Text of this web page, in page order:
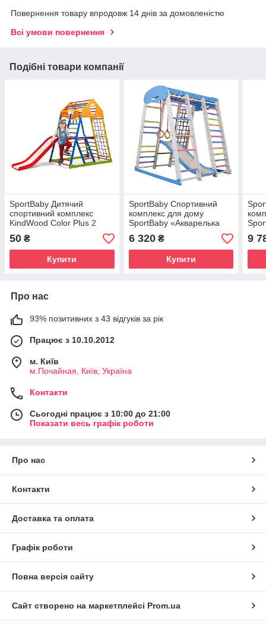
Повернення товару впродовж 14 днів за домовленістю
Всі умови повернення
Подібні товари компанії
SportBaby Дитячий
спортивний комплекс
KindWood Color Plus 2
50 ₴
Купити
SportBaby Спортивний
комплекс для дому
SportBaby «Акварелька
Sky Plus 1»
6 320₴
Купити
Sky
9
Про нас
93% позитивних з 43 відгуків за рік
Працює з 10.10.2012
м. Київ
м.Почайная, Київ, Україна
Контакти
Сьогодні працює з 10:00 до 21:00
Показати весь графік роботи
Про нас
Контакти
Доставка та оплата
Графік роботи
Повна версія сайту
Сайт створено на маркетплейсі Prom.ua